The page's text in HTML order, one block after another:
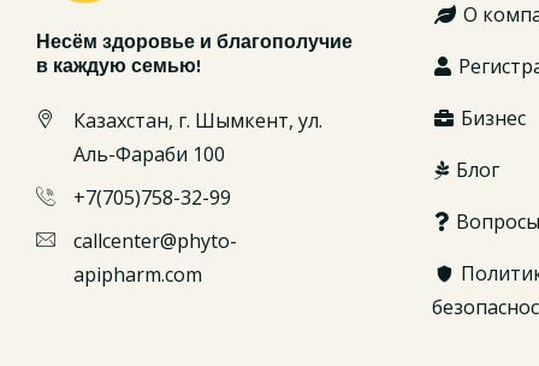
Несём здоровье и благополучие
в каждую семью!
Казахстан, г. Шымкент, ул.
Аль-Фараби 100
+7(705)758-32-99
callcenter@phyto-
apipharm.com
О
Бизнес
Блог
Вопросы